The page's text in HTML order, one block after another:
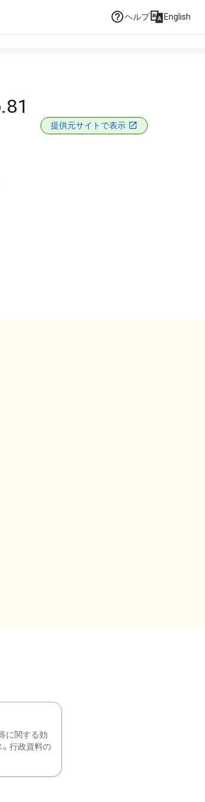
ヘルプ English
提供元サイトで表示
に関する効
。行政資料の